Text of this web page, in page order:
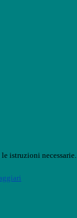
istruzioni necessarie.